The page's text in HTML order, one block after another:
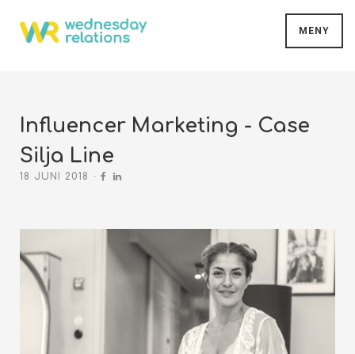
MENY
Influencer Marketing - Case
Silja Line
18 JUNI 2018